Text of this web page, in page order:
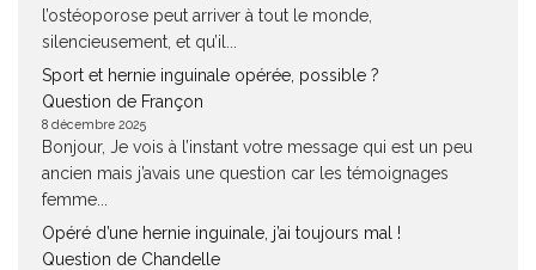
l’ostéoporose peut arriver à tout le monde,
silencieusement, et qu’il...
Sport et hernie inguinale opérée, possible ?
Question de Françon
8 décembre 2025
Bonjour, Je vois à l’instant votre message qui est un peu
ancien mais j’avais une question car les témoignages
femme...
Opéré d’une hernie inguinale, j’ai toujours mal !
Question de Chandelle